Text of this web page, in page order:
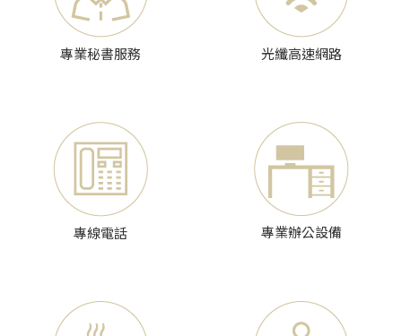
專業秘書服務 光纖高速網路
專線電話 專業辦公設備